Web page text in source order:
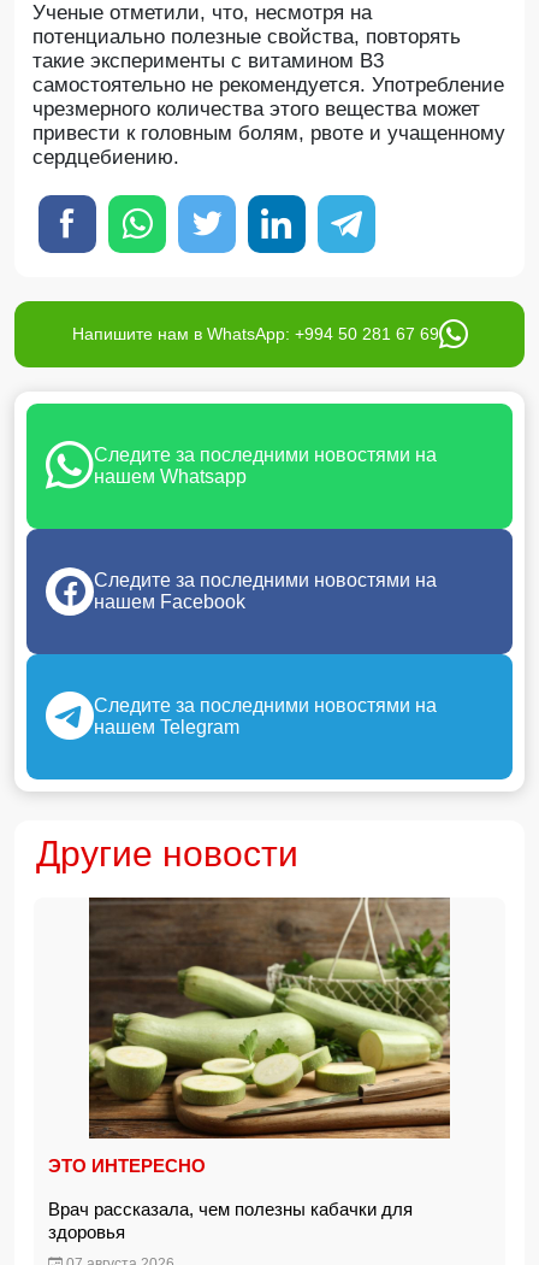
Ученые отметили, что, несмотря на
потенциально полезные свойства, повторять
такие эксперименты с витамином B3
самостоятельно не рекомендуется. Употребление
чрезмерного количества этого вещества может
привести к головным болям, рвоте и учащенному
сердцебиению.
Напишите нам в WhatsApp: +994 50 281 67 69
Следите за последними новостями на
нашем Whatsapp
Следите за последними новостями на
нашем Facebook
Следите за последними новостями на
нашем Telegram
Другие новости
ЭТО ИНТЕРЕСНО
Врач рассказала, чем полезны кабачки для
здоровья